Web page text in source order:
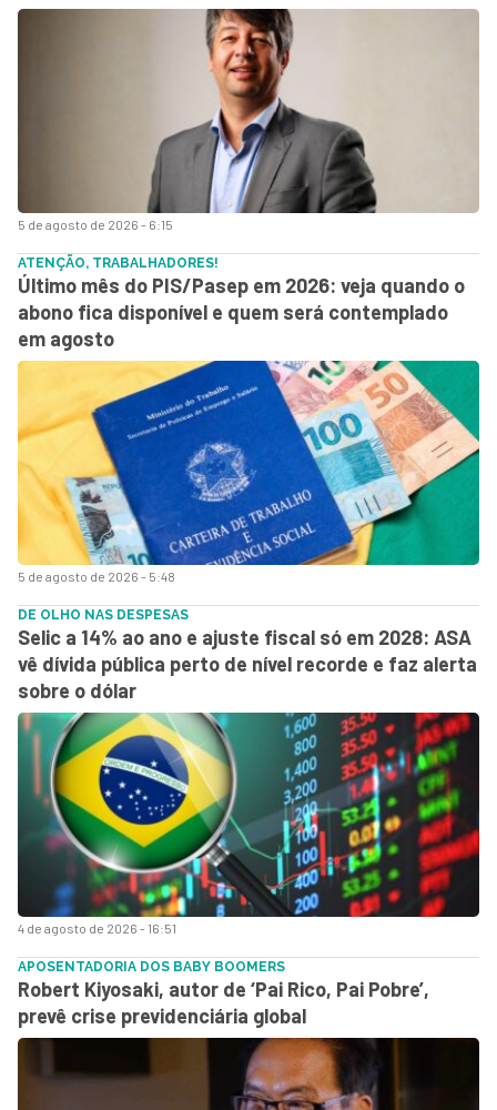
5 de agosto de 2026 - 6:15
5 de agosto de 2026 - 5:48
ATENÇÃO, TRABALHADORES!
Último mês do PIS/Pasep em 2026: veja quando o
abono fica disponível e quem será contemplado
em agosto
4 de agosto de 2026 - 16:51
DE OLHO NAS DESPESAS
Selic a 14% ao ano e ajuste fiscal só em 2028: ASA
vê dívida pública perto de nível recorde e faz alerta
sobre o dólar
APOSENTADORIA DOS BABY BOOMERS
Robert Kiyosaki, autor de ‘Pai Rico, Pai Pobre’,
prevê crise previdenciária global